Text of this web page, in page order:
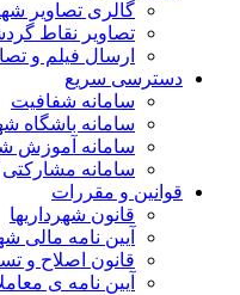
گالری تصاویر
تصاویر نقاط
ارسال فیلم و
دسترسی سریع
سامانه شفافیت
سامانه باشگاه
سامانه آموزش
سامانه مشارکتی
قوانین و مقررات
قانون شهرداریها
آیین نامه مالی
قانون اصلاح و
آیین نامه ی